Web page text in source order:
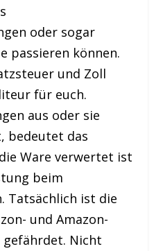
oder sogar
passieren können.
und Zoll
für euch.
aus oder sie
bedeutet das
Ware verwertet ist
beim
Tatsächlich ist die
und Amazon-
gefährdet. Nicht